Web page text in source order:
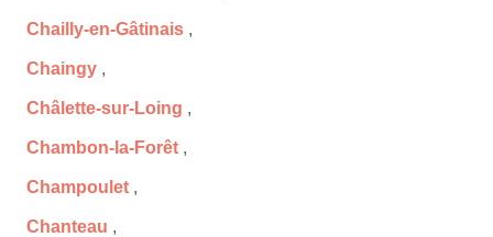
Chailly-en-Gâtinais ,
Chaingy ,
Châlette-sur-Loing ,
Chambon-la-Forêt ,
Champoulet ,
Chanteau ,